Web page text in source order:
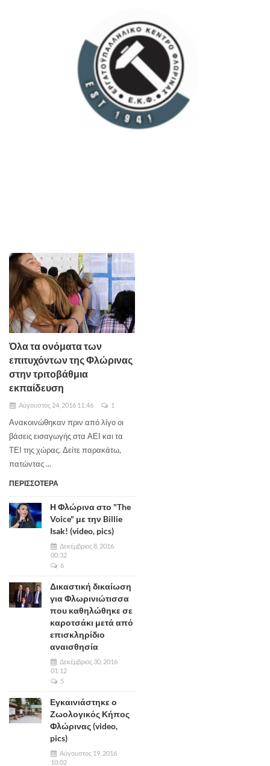
Όλα τα ονόματα των
επιτυχόντων της Φλώρινας
στην τριτοβάθμια
εκπαίδευση
Αύγουστος 24, 2016 11:46 1
Ανακοινώθηκαν πριν από λίγο οι
βάσεις εισαγωγής στα ΑΕΙ και τα
ΤΕΙ της χώρας. Δείτε παρακάτω,
πατώντας ...
ΠΕΡΙΣΣΟΤΕΡΑ
Η Φλώρινα στο "The
Voice" με την Billie
Isak! (video, pics)
Δεκέμβριος 8, 2016
00:32
6
Δικαστική δικαίωση
για Φλωρινιώτισσα
που καθηλώθηκε σε
καροτσάκι μετά από
επισκληρίδιο
αναισθησία
Δεκέμβριος 30, 2016
01:12
5
Εγκαινιάστηκε ο
Ζωολογικός Κήπος
Φλώρινας (video,
pics)
Αύγουστος 19, 2016
10:02